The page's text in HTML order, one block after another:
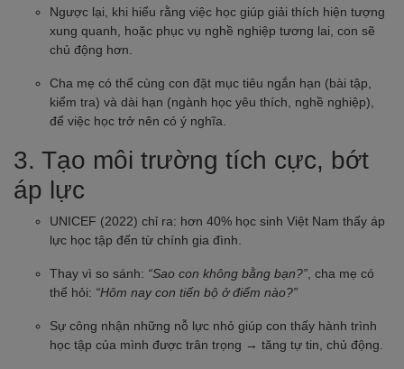
Ngược lại, khi hiểu rằng việc học giúp giải thích hiện tượng
xung quanh, hoặc phục vụ nghề nghiệp tương lai, con sẽ
chủ động hơn.
Cha mẹ có thể cùng con đặt mục tiêu ngắn hạn (bài tập,
kiểm tra) và dài hạn (ngành học yêu thích, nghề nghiệp),
để việc học trở nên có ý nghĩa.
3. Tạo môi trường tích cực, bớt
áp lực
UNICEF (2022) chỉ ra: hơn 40% học sinh Việt Nam thấy áp
lực học tập đến từ chính gia đình.
Thay vì so sánh: “Sao con không bằng bạn?” , cha mẹ có
thể hỏi: “Hôm nay con tiến bộ ở điểm nào?”
Sự công nhận những nỗ lực nhỏ giúp con thấy hành trình
học tập của mình được trân trọng → tăng tự tin, chủ động.